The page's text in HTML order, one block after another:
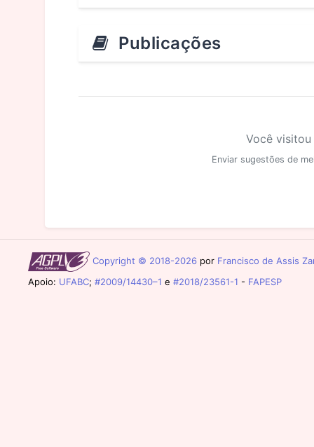
Publicações
Você
Enviar sugestões de
Copyright © 2018-2026 por Francisco de Assis
Apoio: UFABC; #2009/14430–1 e #2018/23561-1 - FAPESP